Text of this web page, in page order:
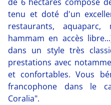
tenu et doté d'un
restaurants,
hammam en accès
dans un style très
prestations avec
et confortables. Vous
francophone dans le
Coralia".